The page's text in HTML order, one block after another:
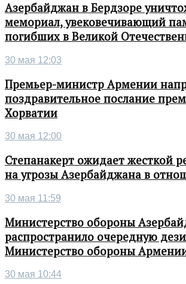
Азербайджан в Бердзоре
мемориал, увековечивающий
погибших в Великой
30 мая 12:03
Премьер-министр Армении
поздравительное послание
Хорватии
30 мая 12:00
Степанакерт ожидает жесткой
на угрозы Азербайджана в
30 мая 11:59
Министерство обороны
распространило очередную
Министерство обороны
30 мая 10:44